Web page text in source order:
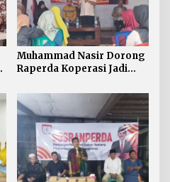
Muhammad Nasir Dorong
Raperda Koperasi Jadi
UMKM di Kaltara